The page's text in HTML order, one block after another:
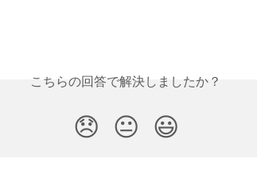
こちらの回答で解決しましたか？
😞 😐 😃